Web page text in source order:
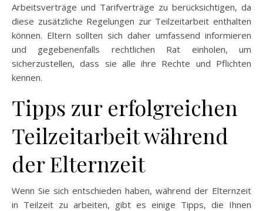
Arbeitsverträge und Tarifverträge zu berücksichtigen, da
diese zusätzliche Regelungen zur Teilzeitarbeit enthalten
können. Eltern sollten sich daher umfassend informieren
und gegebenenfalls rechtlichen Rat einholen, um
sicherzustellen, dass sie alle ihre Rechte und Pflichten
kennen.
Tipps zur erfolgreichen
Teilzeitarbeit während
der Elternzeit
Wenn Sie sich entschieden haben, während der Elternzeit
in Teilzeit zu arbeiten, gibt es einige Tipps, die Ihnen